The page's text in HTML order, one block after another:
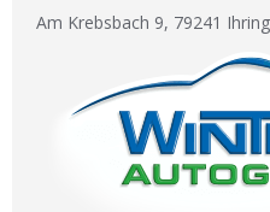
Lexikon
Ist Ihre
Am Krebsbach 9, 79241